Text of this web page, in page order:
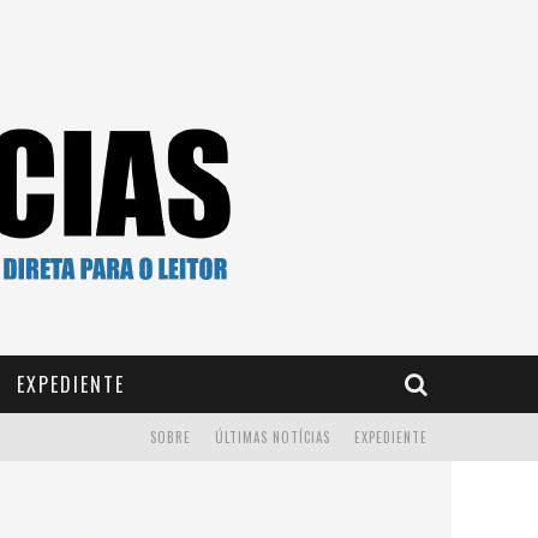
EXPEDIENTE
EXPEDIENTE
ÚLTIMAS NOTÍCIAS
SOBRE